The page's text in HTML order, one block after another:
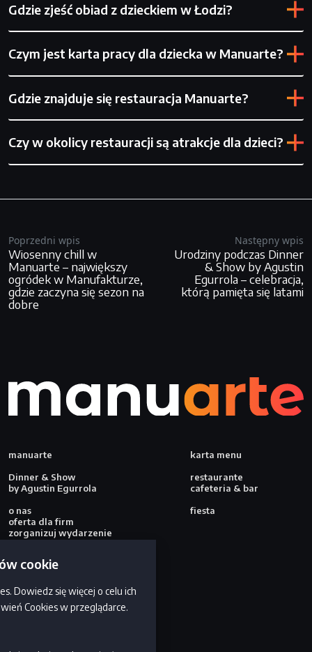
cookie
Dowiedz się więcej o celu ich
Cookies w przeglądarce.
Gdzie zjeść obiad z dzieckiem w Łodzi?
Czym jest karta pracy dla dziecka w Manuarte?
Gdzie znajduje się restauracja Manuarte?
Czy w okolicy restauracji są atrakcje dla dzieci?
Poprzedni wpis
Wiosenny chill w
Manuarte – największy
ogródek w Manufakturze,
gdzie zaczyna się sezon na
dobre
Następny wpis
Urodziny podczas Dinner
& Show by Agustin
Egurrola – celebracja,
którą pamięta się latami
manuarte
Dinner & Show
by Agustin Egurrola
o nas
karta menu
restaurante
cafeteria & bar
fiesta
oferta dla firm
zorganizuj wydarzenie